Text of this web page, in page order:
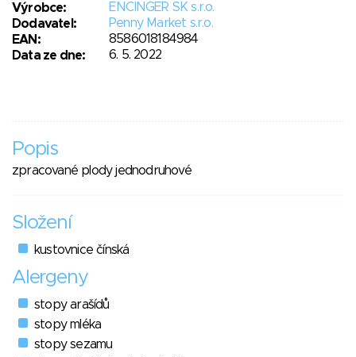
Výrobce:
ENCINGER SK s.r.o.
Dodavatel:
Penny Market s.r.o.
EAN:
8586018184984
Data ze dne:
6. 5. 2022
Popis
zpracované plody jednodruhové
Složení
kustovnice čínská
Alergeny
stopy arašídů
stopy mléka
stopy sezamu